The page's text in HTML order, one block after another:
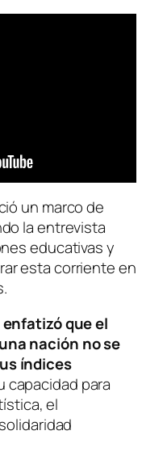
un marco de
la entrevista
educativas y
esta corriente en
que el
nación no se
índices
capacidad para
el